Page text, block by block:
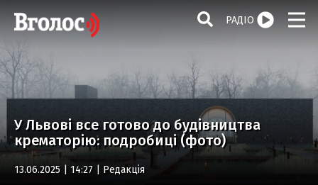
РАДІО
У Львові все готово до будівництва
крематорію: подробиці (фото)
13.06.2025 | 14:27 | Редакція